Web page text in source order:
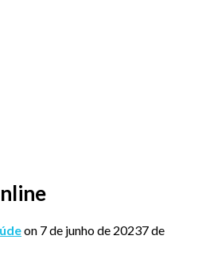
on 7 de junho de 20237 de